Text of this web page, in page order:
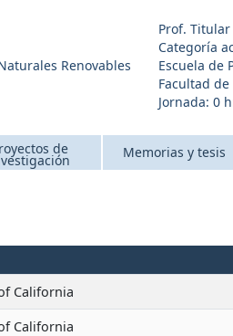
Renovables
Prof. Titular
Categoría
Escuela de
Facultad
Jornada: 0
de Memorias y tesis
California
California